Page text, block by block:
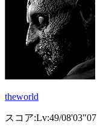
theworld
スコア:Lv:49/08'03"07